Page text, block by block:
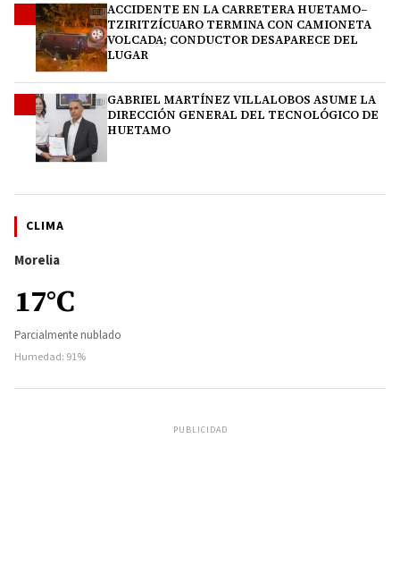
ACCIDENTE EN LA CARRETERA HUETAMO–
TZIRITZÍCUARO TERMINA CON CAMIONETA
VOLCADA; CONDUCTOR DESAPARECE DEL
LUGAR
GABRIEL MARTÍNEZ VILLALOBOS ASUME LA
DIRECCIÓN GENERAL DEL TECNOLÓGICO DE
HUETAMO
CLIMA
Morelia
17°C
Parcialmente nublado
Humedad: 91%
PUBLICIDAD